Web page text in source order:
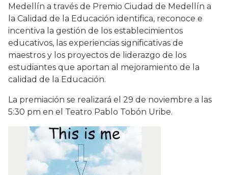
Medellín a través de Premio Ciudad de Medellín a
la Calidad de la Educación identifica, reconoce e
incentiva la gestión de los establecimientos
educativos, las experiencias significativas de
maestros y los proyectos de liderazgo de los
estudiantes que aportan al mejoramiento de la
calidad de la Educación.
La premiación se realizará el 29 de noviembre a las
5:30 pm en el Teatro Pablo Tobón Uribe.